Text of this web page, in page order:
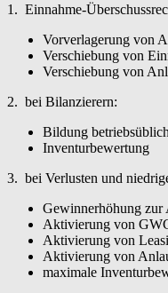
1. Einnahme-
Vorverlagerung von
Verschiebung von
Verschiebung von
2. bei Bilanzierern:
Bildung
Inventurbewertung
3. bei Verlusten und
Gewinnerhöhung zur
Aktivierung von
Aktivierung von
Aktivierung von
maximale